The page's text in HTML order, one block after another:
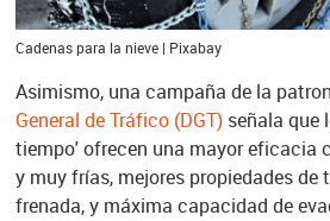
Cadenas para la nieve | Pixabay
Asimismo, una campaña de la
General de Tráfico (DGT)señala que
tiempo' ofrecen una mayor eficacia
y muy frías, mejores propiedades de
frenada, y máxima capacidad de